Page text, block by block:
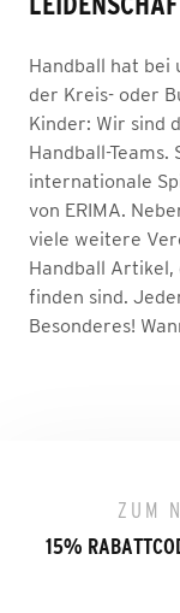
Handball hat bei
der Kreis- oder
Kinder: Wir sind
Handball-
internationale
von ERIMA.
viele weitere
Handball Artikel,
finden sind.
Besonderes!
ZUM
15%